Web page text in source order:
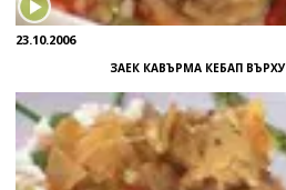
23.10.2006
ЗАЕК КАВЪРМА КЕБАП